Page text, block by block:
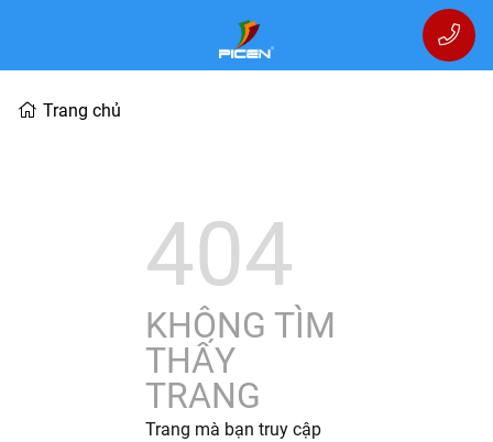
Trang chủ
404
KHÔNG TÌM
THẤY
TRANG
Trang mà bạn truy cập